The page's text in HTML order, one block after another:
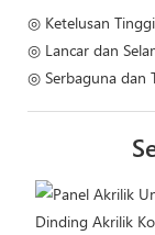
◎ Ketelusan Tinggi
◎ Lancar dan
◎ Serbaguna dan